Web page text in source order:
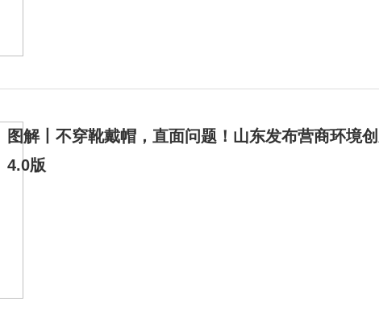
图解丨不穿靴戴帽，直面问题！山东发布营商环境
4.0版